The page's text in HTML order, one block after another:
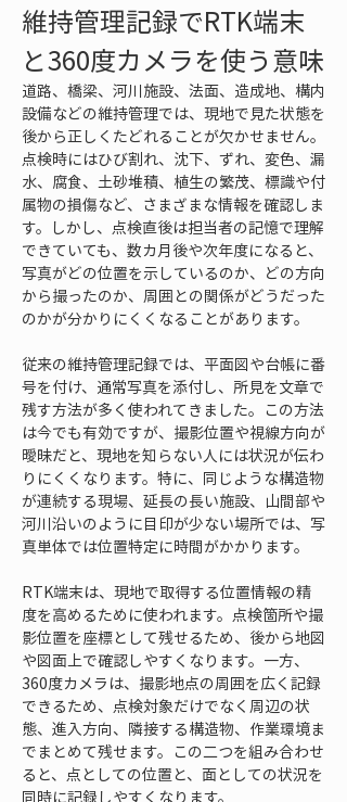
維持管理記録でRTK端末
と360度カメラを使う意味
道路、橋梁、河川施設、法面、造成地、構内
設備などの維持管理では、現地で見た状態を
後から正しくたどれることが欠かせません。
点検時にはひび割れ、沈下、ずれ、変色、漏
水、腐食、土砂堆積、植生の繁茂、標識や付
属物の損傷など、さまざまな情報を確認しま
す。しかし、点検直後は担当者の記憶で理解
できていても、数カ月後や次年度になると、
写真がどの位置を示しているのか、どの方向
から撮ったのか、周囲との関係がどうだった
のかが分かりにくくなることがあります。
従来の維持管理記録では、平面図や台帳に番
号を付け、通常写真を添付し、所見を文章で
残す方法が多く使われてきました。この方法
は今でも有効ですが、撮影位置や視線方向が
曖昧だと、現地を知らない人には状況が伝わ
りにくくなります。特に、同じような構造物
が連続する現場、延長の長い施設、山間部や
河川沿いのように目印が少ない場所では、写
真単体では位置特定に時間がかかります。
RTK端末は、現地で取得する位置情報の精
度を高めるために使われます。点検箇所や撮
影位置を座標として残せるため、後から地図
や図面上で確認しやすくなります。一方、
360度カメラは、撮影地点の周囲を広く記録
できるため、点検対象だけでなく周辺の状
態、進入方向、隣接する構造物、作業環境ま
でまとめて残せます。この二つを組み合わせ
ると、点としての位置と、面としての状況を
同時に記録しやすくなります。